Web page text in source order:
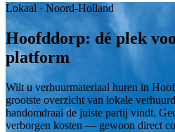
Lokaal · Noord-Holland
Hoofddorp: dé plek
platform
Wilt u verhuurmateriaal huren in
grootste overzicht van lokale
handomdraai de juiste partij vindt.
verborgen kosten — gewoon direct